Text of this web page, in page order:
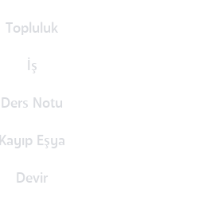
Topluluk
İş
Ders Notu
Kayıp Eşya
Devir